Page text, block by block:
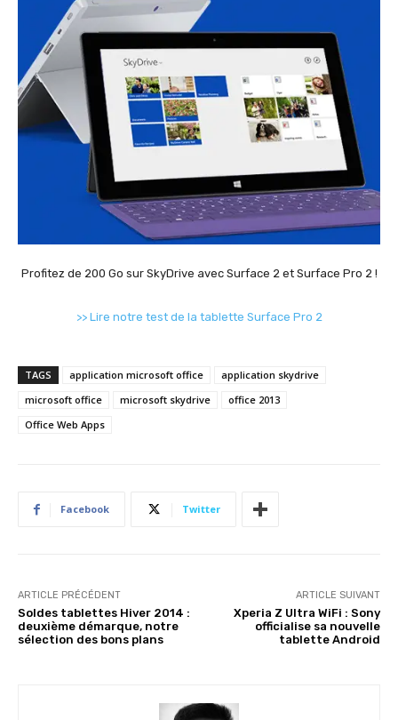
Profitez de 200 Go sur SkyDrive avec Surface 2 et Surface Pro 2 !
>> Lire notre test de la tablette Surface Pro 2
TAGS application microsoft office
application skydrive
microsoft office
microsoft skydrive
office 2013
Office Web Apps
Facebook Twitter
ARTICLE PRÉCÉDENT
Soldes tablettes Hiver 2014 :
deuxième démarque, notre
sélection des bons plans
ARTICLE SUIVANT
Xperia Z Ultra WiFi : Sony
officialise sa nouvelle
tablette Android